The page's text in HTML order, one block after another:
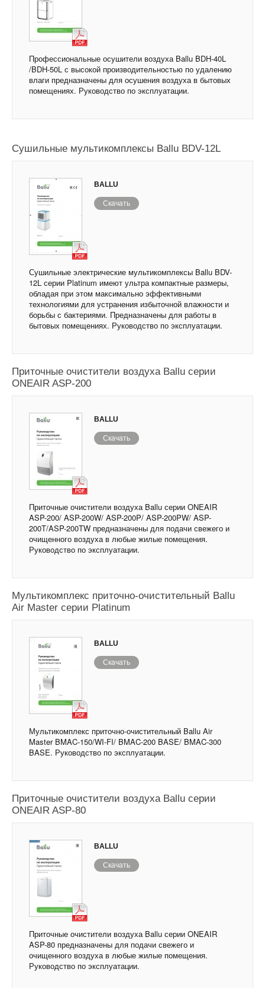
Профессиональные осушители воздуха Ballu BDH-40L
/BDH-50L с высокой производительностью по удалению
влаги предназначены для осушения воздуха в бытовых
помещениях. Руководство по эксплуатации.
Сушильные мультикомплексы Ballu BDV-12L
BALLU
Скачать
Сушильные электрические мультикомплексы Ballu BDV-
12L серии Platinum имеют ультра компактные размеры,
обладая при этом максимально эффективными
технологиями для устранения избыточной влажности и
борьбы с бактериями. Предназначены для работы в
бытовых помещениях. Руководство по эксплуатации.
Приточные очистители воздуха Ballu серии
ONEAIR ASP-200
BALLU
Скачать
Приточные очистители воздуха Ballu серии ONEAIR
ASP-200/ ASP-200W/ ASP-200P/ ASP-200PW/ ASP-
200T/ASP-200TW предназначены для подачи свежего и
очищенного воздуха в любые жилые помещения.
Руководство по эксплуатации.
Мультикомплекс приточно-очистительный Ballu
Air Master серии Platinum
BALLU
Скачать
Мультикомплекс приточно-очистительный Ballu Air
Master BMAC-150/WI-FI/ BMAC-200 BASE/ BMAC-300
BASE. Руководство по эксплуатации.
Приточные очистители воздуха Ballu серии
ONEAIR ASP-80
BALLU
Скачать
Приточные очистители воздуха Ballu серии ONEAIR
ASP-80 предназначены для подачи свежего и
очищенного воздуха в любые жилые помещения.
Руководство по эксплуатации.